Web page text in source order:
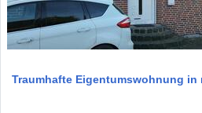
Traumhafte Eigentumswohnung in